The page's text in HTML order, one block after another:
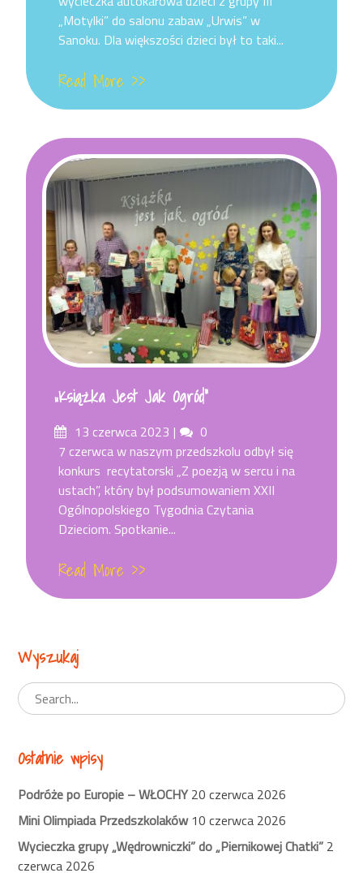
„Motylki” do salonu zabaw „Urwis” w
Sanoku. Dla większości dzieci był to taki...
Read More >>
„Książka Jest Jak Ogród”
Posted
on
13 czerwca 2023 Comments
0
7 czerwca w naszym przedszkolu odbył się
konkurs recytatorski „Z poezją w sercu i na
ustach”, który był podsumowaniem XXII
Ogólnopolskiego Tygodnia Czytania
Dzieciom. Spotkanie...
Read More >>
Wyszukaj
Ostatnie wpisy
Podróże po Europie – WŁOCHY20 czerwca 2026
Mini Olimpiada Przedszkolaków10 czerwca 2026
Wycieczka grupy „Wędrowniczki” do „Piernikowej Chatki” 2
czerwca 2026